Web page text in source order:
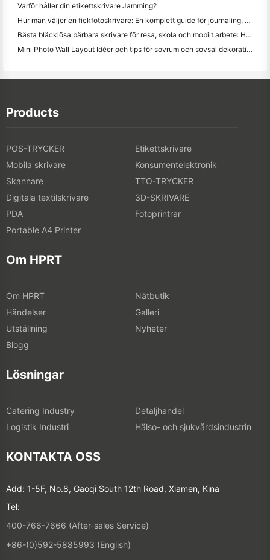
Varför håller din etikettskrivare Jamming?
Hur man väljer en fickfotoskrivare: En komplett guide för journaling, resor och iPhone-användare
Bästa bläcklösa bärbara skrivare för resa, skola och mobilt arbete: Hanin MT620 Pro Review
Mini Photo Wall Layout Idéer och tips för sovrum och sovsal dekoration
Products
POS-TRYCKER
Etikettskrivare
Mobila skrivare
Konsumentelektronik
Skannare
TTO-TRYCKER
Digitala textilskrivare
3D-SKRIVARE
PDA
Fotoprintrar
Portable A4 Printer
Om HPRT
Om HPRT
Nätbutik
Händelser
Galleri
Utställning
Nyheter
Blogg
Lösningar
Catering Industry
Detaljhandel
Logistik Industri
Hälso- och sjukvårdsindustrin
KONTAKTA OSS
Add: 1-5F, No.8, Gaoqi South 12th Road, Xiamen, Kina
Tel:
400-766-7666 (After-sales Service)
+86-(0)592-5885993 (English)